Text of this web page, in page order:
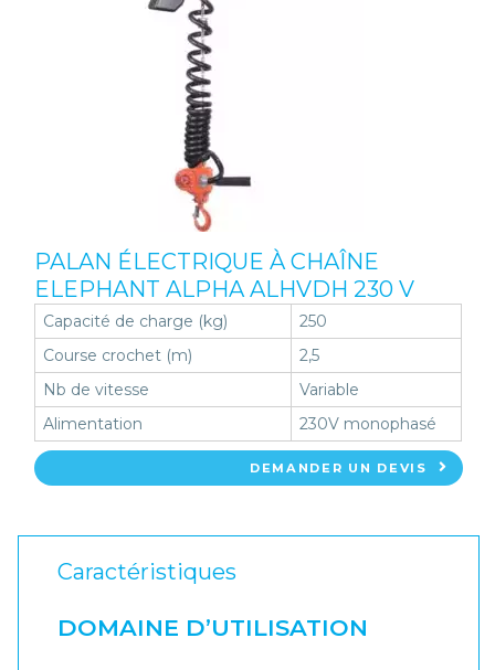
PALAN ÉLECTRIQUE À CHAÎNE
ELEPHANT ALPHA ALHVDH 230 V
Capacité de charge (kg)
250
Course crochet (m)
2,5
Nb de vitesse
Variable
Alimentation
230V monophasé
DEMANDER UN DEVIS
Caractéristiques
DOMAINE D’UTILISATION